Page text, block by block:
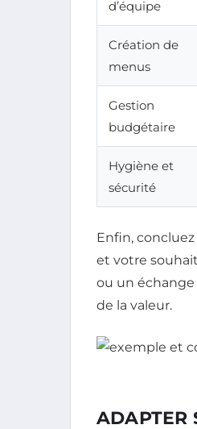
d’équipe
Création de
menus
Gestion
budgétaire
Hygiène et
sécurité
Enfin,
et votre
ou un
de la valeur.
ADAPTER